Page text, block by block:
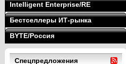
Intelligent Enterprise/RE
Бестселлеры ИТ-рынка
BYTE/Россия
Спецпредложения